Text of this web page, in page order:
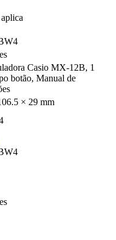
Casio MX-12B, 1
botão, Manual de
× 29 mm